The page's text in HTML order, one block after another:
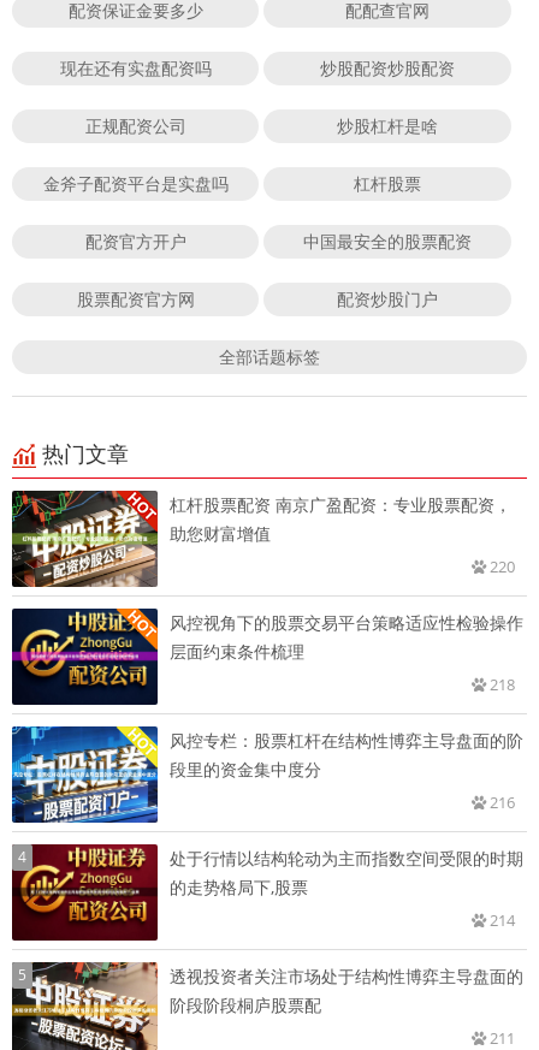
配资保证金要多少 配配查官网
现在还有实盘配资吗 炒股配资炒股配资
正规配资公司 炒股杠杆是啥
金斧子配资平台是实盘吗 杠杆股票
配资官方开户 中国最安全的股票配资
股票配资官方网 配资炒股门户
全部话题标签
热门文章
杠杆股票配资 南京广盈配资：专业股票配资，
助您财富增值
220
风控视角下的股票交易平台策略适应性检验操作
层面约束条件梳理
218
风控专栏：股票杠杆在结构性博弈主导盘面的阶
段里的资金集中度分
216
4
处于行情以结构轮动为主而指数空间受限的时期
的走势格局下,股票
214
5
透视投资者关注市场处于结构性博弈主导盘面的
阶段阶段桐庐股票配
211